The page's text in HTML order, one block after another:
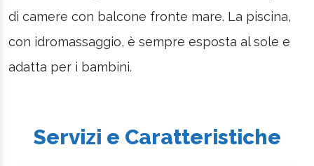
di camere con balcone fronte mare. La piscina,
con idromassaggio, è sempre esposta al sole e
adatta per i bambini.
Servizi e Caratteristiche